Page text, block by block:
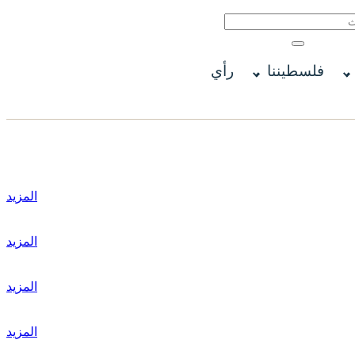
فلسطيننا رأي
المزيد
المزيد
المزيد
المزيد